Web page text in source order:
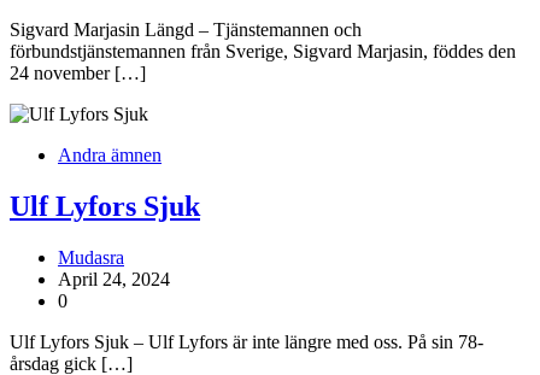
Sigvard Marjasin Längd – Tjänstemannen och
förbundstjänstemannen från Sverige, Sigvard Marjasin, föddes den
24 november […]
Andra ämnen
Ulf Lyfors Sjuk
Mudasra
April 24, 2024
0
Ulf Lyfors Sjuk – Ulf Lyfors är inte längre med oss. På sin 78-
årsdag gick […]